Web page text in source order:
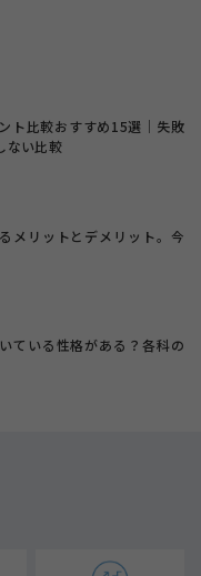
ト比較おすすめ15選｜失敗
ない比較
メリットとデメリット。今
ている性格がある？各科の